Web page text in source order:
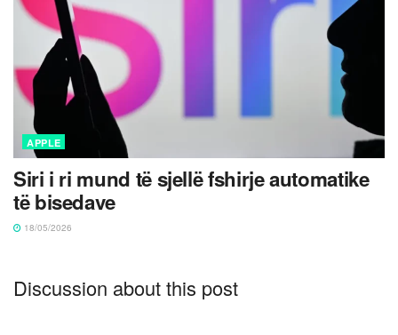
APPLE
Siri i ri mund të sjellë fshirje automatike
të bisedave
18/05/2026
Discussion about this post